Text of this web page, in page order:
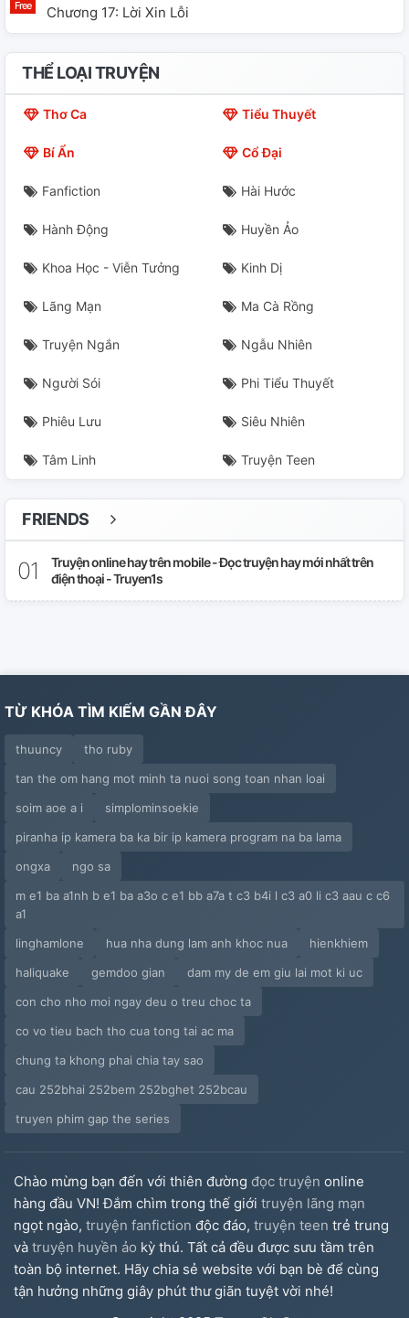
Chương 17: Lời Xin Lỗi
THỂ LOẠI TRUYỆN
Thơ Ca Tiểu Thuyết
Bí Ẩn Cổ Đại
Fanfiction Hài Hước
Hành Động Huyền Ảo
Khoa Học - Viễn Tưởng Kinh Dị
Lãng Mạn Ma Cà Rồng
Truyện Ngắn Ngẫu Nhiên
Người Sói Phi Tiểu Thuyết
Phiêu Lưu Siêu Nhiên
Tâm Linh Truyện Teen
FRIENDS
Truyện online hay trên mobile - Đọc truyện hay mới nhất trên
điện thoại - Truyen1s
TỪ KHÓA TÌM KIẾM GẦN ĐÂY
thuuncy
tho ruby
tan the om hang mot minh ta nuoi song toan nhan loai
soim aoe a i
simplominsoekie
piranha ip kamera ba ka bir ip kamera program na ba lama
ongxa
ngo sa
m e1 ba a1nh b e1 ba a3o c e1 bb a7a t c3 b4i l c3 a0 li c3 aau c c6
a1
linghamlone
hua nha dung lam anh khoc nua
hienkhiem
haliquake
gemdoo gian
dam my de em giu lai mot ki uc
con cho nho moi ngay deu o treu choc ta
co vo tieu bach tho cua tong tai ac ma
chung ta khong phai chia tay sao
cau 252bhai 252bem 252bghet 252bcau
truyen phim gap the series
Chào mừng bạn đến với thiên đường đọc truyện online
hàng đầu VN! Đắm chìm trong thế giới truyện lãng mạn
ngọt ngào, truyện fanfiction độc đáo, truyện teen trẻ trung
và truyện huyền ảo kỳ thú. Tất cả đều được sưu tầm trên
toàn bộ internet. Hãy chia sẻ website với bạn bè để cùng
tận hưởng những giây phút thư giãn tuyệt vời nhé!